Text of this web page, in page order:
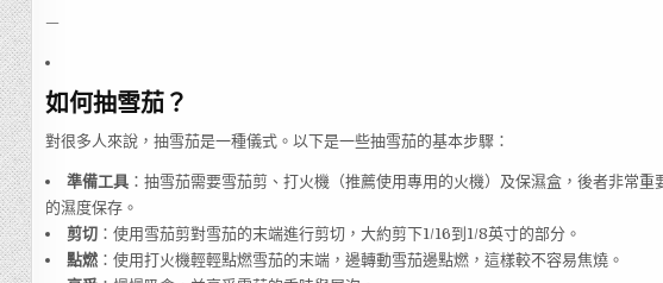
—
如何抽雪茄？
對很多人來說，抽雪茄是一種儀式。以下是一些抽雪茄的基本步驟：
準備工具：抽雪茄需要雪茄剪、打火機（推薦使用專用的火機）及保濕盒，後者非常重
的濕度保存。
剪切：使用雪茄剪對雪茄的末端進行剪切，大約剪下1/16到1/8英寸的部分。
點燃：使用打火機輕輕點燃雪茄的末端，邊轉動雪茄邊點燃，這樣較不容易焦燒。